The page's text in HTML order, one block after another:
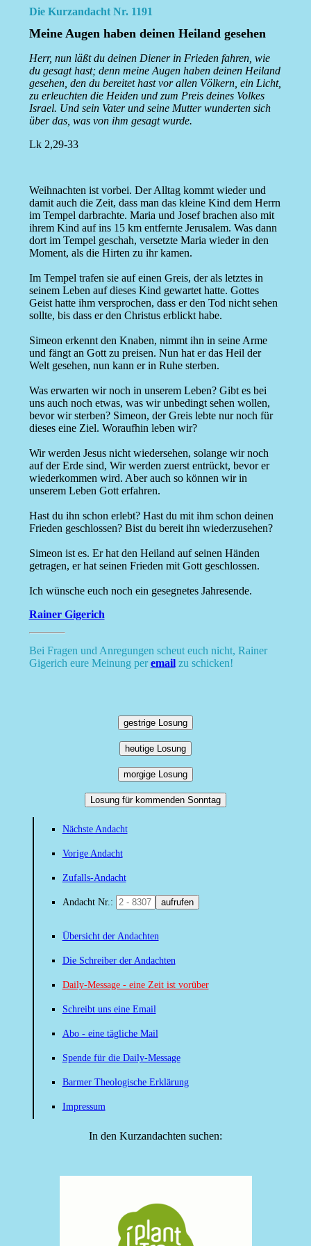
Die Kurzandacht Nr. 1191
Meine Augen haben deinen Heiland gesehen
Herr, nun läßt du deinen Diener in Frieden fahren, wie
du gesagt hast; denn meine Augen haben deinen Heiland
gesehen, den du bereitet hast vor allen Völkern, ein Licht,
zu erleuchten die Heiden und zum Preis deines Volkes
Israel. Und sein Vater und seine Mutter wunderten sich
über das, was von ihm gesagt wurde.
Lk 2,29-33
Weihnachten ist vorbei. Der Alltag kommt wieder und
damit auch die Zeit, dass man das kleine Kind dem Herrn
im Tempel darbrachte. Maria und Josef brachen also mit
ihrem Kind auf ins 15 km entfernte Jerusalem. Was dann
dort im Tempel geschah, versetzte Maria wieder in den
Moment, als die Hirten zu ihr kamen.
Im Tempel trafen sie auf einen Greis, der als letztes in
seinem Leben auf dieses Kind gewartet hatte. Gottes
Geist hatte ihm versprochen, dass er den Tod nicht sehen
sollte, bis dass er den Christus erblickt habe.
Simeon erkennt den Knaben, nimmt ihn in seine Arme
und fängt an Gott zu preisen. Nun hat er das Heil der
Welt gesehen, nun kann er in Ruhe sterben.
Was erwarten wir noch in unserem Leben? Gibt es bei
uns auch noch etwas, was wir unbedingt sehen wollen,
bevor wir sterben? Simeon, der Greis lebte nur noch für
dieses eine Ziel. Woraufhin leben wir?
Wir werden Jesus nicht wiedersehen, solange wir noch
auf der Erde sind, Wir werden zuerst entrückt, bevor er
wiederkommen wird. Aber auch so können wir in
unserem Leben Gott erfahren.
Hast du ihn schon erlebt? Hast du mit ihm schon deinen
Frieden geschlossen? Bist du bereit ihn wiederzusehen?
Simeon ist es. Er hat den Heiland auf seinen Händen
getragen, er hat seinen Frieden mit Gott geschlossen.
Ich wünsche euch noch ein gesegnetes Jahresende.
Rainer Gigerich
Bei Fragen und Anregungen scheut euch nicht, Rainer
Gigerich eure Meinung peremailzu schicken!
gestrige Losung
heutige Losung
morgige Losung
Losung für kommenden Sonntag
Nächste Andacht
Vorige Andacht
Zufalls-Andacht
Andacht Nr.: aufrufen
Übersicht der Andachten
Die Schreiber der Andachten
Daily-Message - eine Zeit ist vorüber
Schreibt uns eine Email
Abo - eine tägliche Mail
Spende für die Daily-Message
Barmer Theologische Erklärung
Impressum
In den Kurzandachten suchen: